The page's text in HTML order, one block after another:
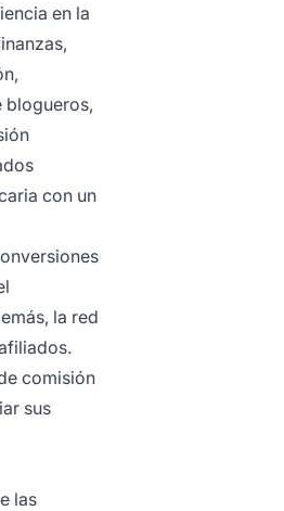
en la
blogueros,
con un
la red
comisión
sus
las